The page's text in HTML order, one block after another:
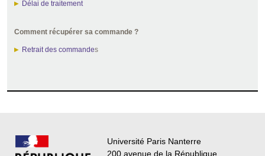
Délai de traitement
Comment récupérer sa commande ?
Retrait des commandes
Université Paris Nanterre
200 avenue de la République